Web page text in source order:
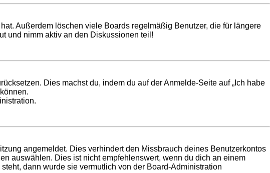
Außerdem löschen viele Boards regelmäßig Benutzer, die für längere
und nimm aktiv an den Diskussionen teil!
Dies machst du, indem du auf der Anmelde-Seite auf „Ich habe
angemeldet. Dies verhindert den Missbrauch deines Benutzerkontos
auswählen. Dies ist nicht empfehlenswert, wenn du dich an einem
dann wurde sie vermutlich von der Board-Administration